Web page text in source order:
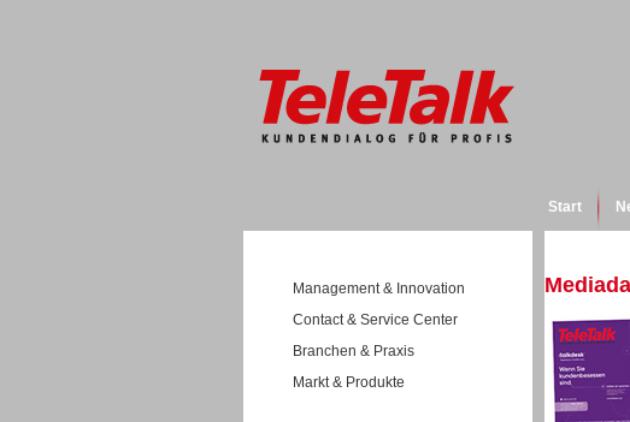
Start
Management & Innovation
Contact & Service Center
Branchen & Praxis
Markt & Produkte